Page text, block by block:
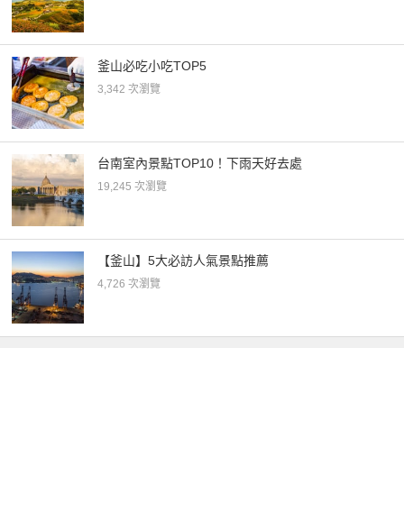
釜山必吃小吃TOP5
3,342 次瀏覽
台南室內景點TOP10！下雨天好去處
19,245 次瀏覽
【釜山】5大必訪人氣景點推薦
4,726 次瀏覽